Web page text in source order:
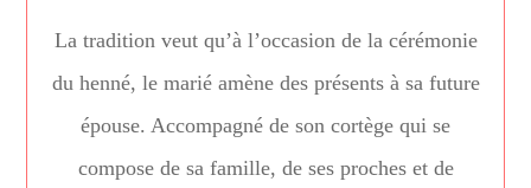
La tradition veut qu’à l’occasion de la cérémonie
du henné, le marié amène des présents à sa future
épouse. Accompagné de son cortège qui se
compose de sa famille, de ses proches et de